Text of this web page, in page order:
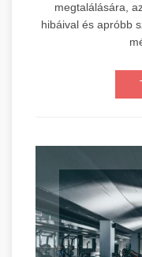
megtalálására,
hibáival és apróbb